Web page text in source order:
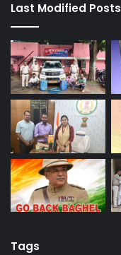
Last Modified Posts
Tags